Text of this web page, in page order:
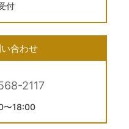
付
合わせ
2117
〜18:00